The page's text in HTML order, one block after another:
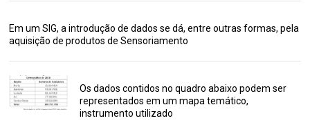
Em um SIG, a introdução de dados se dá, entre outras formas, pela
aquisição de produtos de Sensoriamento
Os dados contidos no quadro abaixo podem ser
representados em um mapa temático,
instrumento utilizado